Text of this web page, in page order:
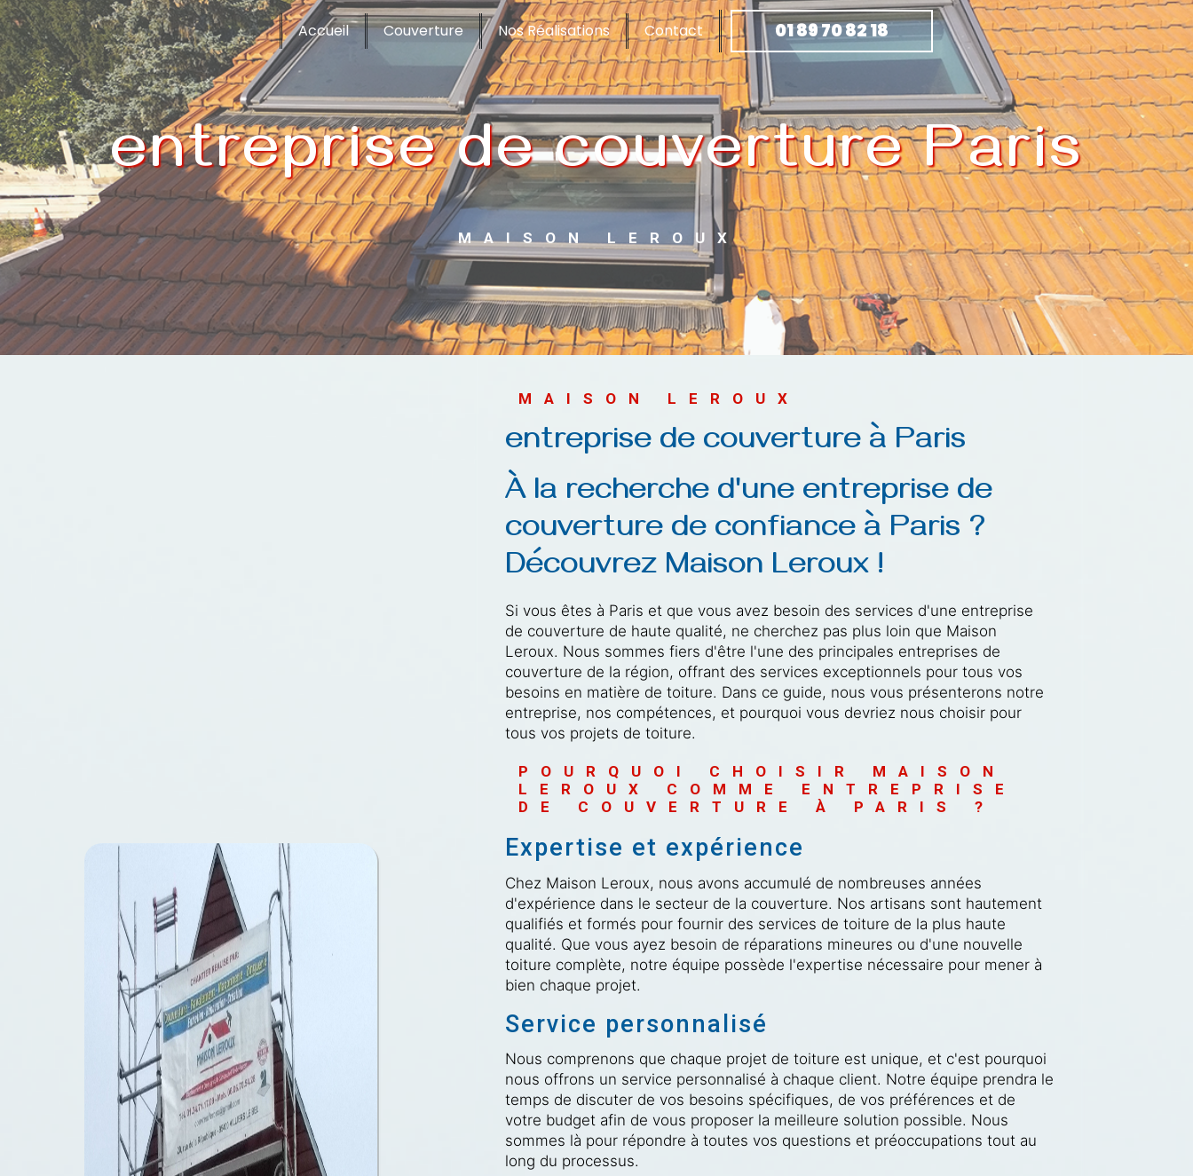
Accueil Couverture Nos Réalisations Contact 01 89 70 82 18
entreprise de couverture Paris
MAISON LEROUX
MAISON LEROUX
entreprise de couverture à Paris
À la recherche d'une entreprise de
couverture de confiance à Paris ?
Découvrez Maison Leroux !
Si vous êtes à Paris et que vous avez besoin des services d'une entreprise
de couverture de haute qualité, ne cherchez pas plus loin que Maison
Leroux. Nous sommes fiers d'être l'une des principales entreprises de
couverture de la région, offrant des services exceptionnels pour tous vos
besoins en matière de toiture. Dans ce guide, nous vous présenterons notre
entreprise, nos compétences, et pourquoi vous devriez nous choisir pour
tous vos projets de toiture.
POURQUOI CHOISIR MAISON
LEROUX COMME ENTREPRISE
DE COUVERTURE À PARIS ?
Expertise et expérience
Chez Maison Leroux, nous avons accumulé de nombreuses années
d'expérience dans le secteur de la couverture. Nos artisans sont hautement
qualifiés et formés pour fournir des services de toiture de la plus haute
qualité. Que vous ayez besoin de réparations mineures ou d'une nouvelle
toiture complète, notre équipe possède l'expertise nécessaire pour mener à
bien chaque projet.
Service personnalisé
Nous comprenons que chaque projet de toiture est unique, et c'est pourquoi
nous offrons un service personnalisé à chaque client. Notre équipe prendra le
temps de discuter de vos besoins spécifiques, de vos préférences et de
votre budget afin de vous proposer la meilleure solution possible. Nous
sommes là pour répondre à toutes vos questions et préoccupations tout au
long du processus.
Panneau de gestion des cookies